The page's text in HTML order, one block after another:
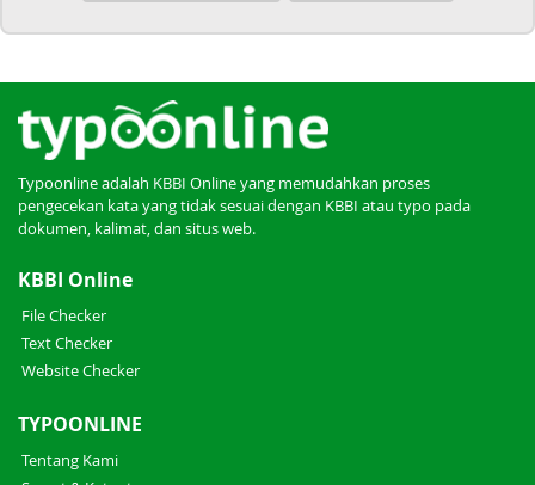
Typoonline adalah KBBI Online yang memudahkan proses
pengecekan kata yang tidak sesuai dengan KBBI atau typo pada
dokumen, kalimat, dan situs web.
KBBI Online
File Checker
Text Checker
Website Checker
TYPOONLINE
Tentang Kami